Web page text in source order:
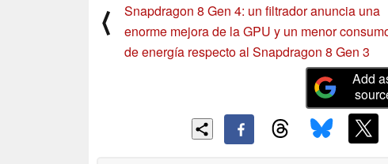
⟨
Snapdragon 8 Gen 4: un filtrador anuncia una
enorme mejora de la GPU y un menor
de energía respecto al Snapdragon 8 Gen 3
Add